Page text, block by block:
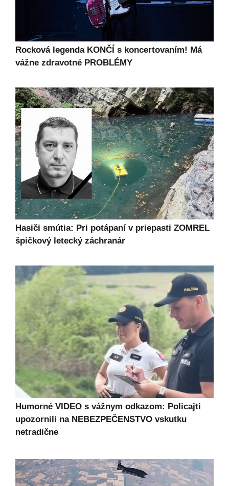
Rocková legenda KONČÍ s koncertovaním! Má
vážne zdravotné PROBLÉMY
Hasiči smútia: Pri potápaní v priepasti ZOMREL
špičkový letecký záchranár
Humorné VIDEO s vážnym odkazom: Policajti
upozornili na NEBEZPEČENSTVO vskutku
netradične